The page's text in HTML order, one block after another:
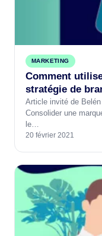
MARKETING
Comment
stratégie de
Article invité de
Consolider une
le…
20 février 2021